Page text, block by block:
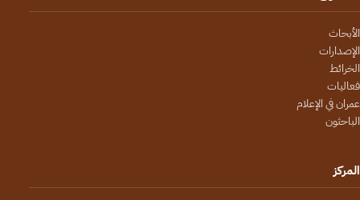
الأبحاث
الإصدارات
الخرائط
فعاليات
عمران في الإعلام
الباحثون
المركز